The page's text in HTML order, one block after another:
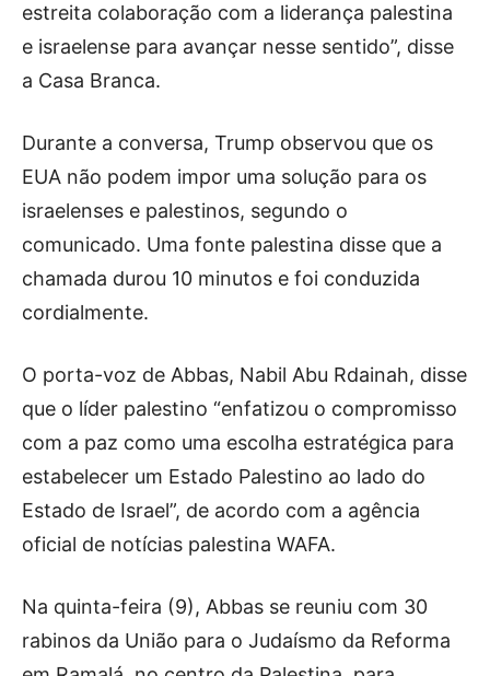
estreita colaboração com a liderança palestina
e israelense para avançar nesse sentido”, disse
a Casa Branca.
Durante a conversa, Trump observou que os
EUA não podem impor uma solução para os
israelenses e palestinos, segundo o
comunicado. Uma fonte palestina disse que a
chamada durou 10 minutos e foi conduzida
cordialmente.
O porta-voz de Abbas, Nabil Abu Rdainah, disse
que o líder palestino “enfatizou o compromisso
com a paz como uma escolha estratégica para
estabelecer um Estado Palestino ao lado do
Estado de Israel”, de acordo com a agência
oficial de notícias palestina WAFA.
Na quinta-feira (9), Abbas se reuniu com 30
rabinos da União para o Judaísmo da Reforma